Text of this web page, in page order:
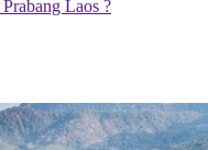
Laos ?